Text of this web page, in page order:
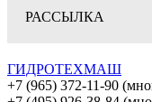
РАССЫЛКА
ГИДРОТЕХМАШ
+7 (965) 372-11-90